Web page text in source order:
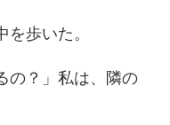
歩いた。
の？」私は、隣の